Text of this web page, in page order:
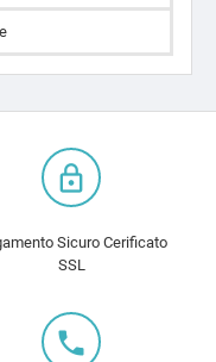
lock_outline
Sicuro Cerificato
SSL
local_phone